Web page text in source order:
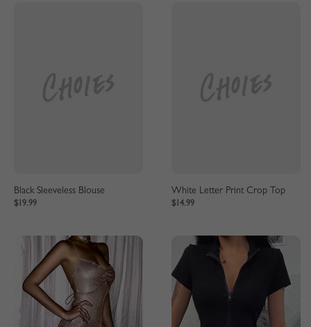
Black Sleeveless Blouse
$19.99
White Letter Print Crop Top
$14.99